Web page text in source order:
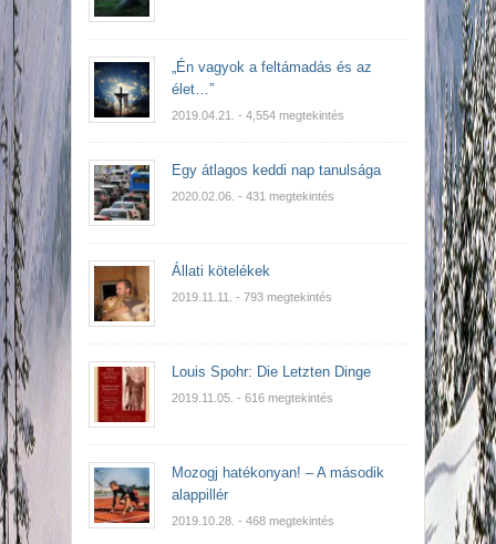
„Én vagyok a feltámadás és az
élet…”
2019.04.21. - 4,554 megtekintés
Egy átlagos keddi nap tanulsága
2020.02.06. - 431 megtekintés
Állati kötelékek
2019.11.11. - 793 megtekintés
Louis Spohr: Die Letzten Dinge
2019.11.05. - 616 megtekintés
Mozogj hatékonyan! – A második
alappillér
2019.10.28. - 468 megtekintés